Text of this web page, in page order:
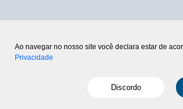
Ao navegar no nosso site você declara estar de
Privacidade